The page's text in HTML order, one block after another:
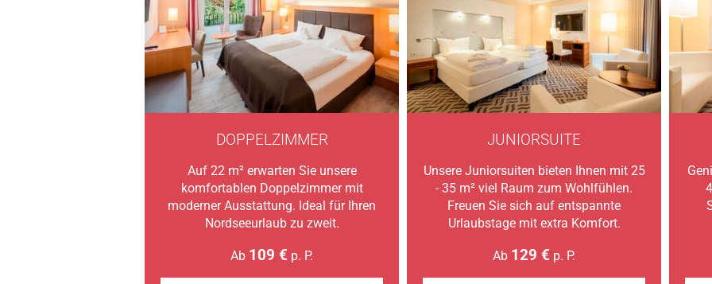
DOPPELZIMMER
Auf 22 m² erwarten Sie unsere
komfortablen Doppelzimmer mit
moderner Ausstattung. Ideal für Ihren
Nordseeurlaub zu zweit.
Ab 109 € p. P.
JUNIORSUITE
Unsere Juniorsuiten bieten Ihnen mit 25
- 35 m² viel Raum zum Wohlfühlen.
Freuen Sie sich auf entspannte
Urlaubstage mit extra Komfort.
Ab 129 € p. P.